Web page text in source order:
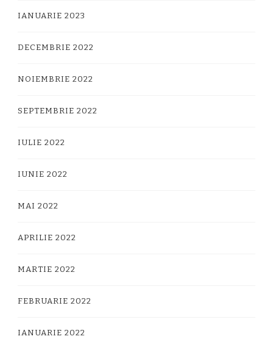
IANUARIE 2023
DECEMBRIE 2022
NOIEMBRIE 2022
SEPTEMBRIE 2022
IULIE 2022
IUNIE 2022
MAI 2022
APRILIE 2022
MARTIE 2022
FEBRUARIE 2022
IANUARIE 2022